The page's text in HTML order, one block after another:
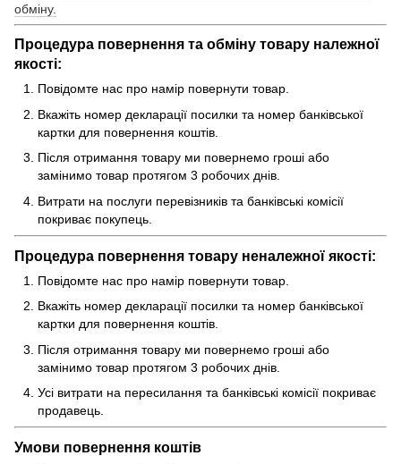
обміну.
Процедура повернення та обміну товару належної
якості:
Повідомте нас про намір повернути товар.
Вкажіть номер декларації посилки та номер банківської
картки для повернення коштів.
Після отримання товару ми повернемо гроші або
замінимо товар протягом 3 робочих днів.
Витрати на послуги перевізників та банківські комісії
покриває покупець.
Процедура повернення товару неналежної якості:
Повідомте нас про намір повернути товар.
Вкажіть номер декларації посилки та номер банківської
картки для повернення коштів.
Після отримання товару ми повернемо гроші або
замінимо товар протягом 3 робочих днів.
Усі витрати на пересилання та банківські комісії покриває
продавець.
Умови повернення коштів